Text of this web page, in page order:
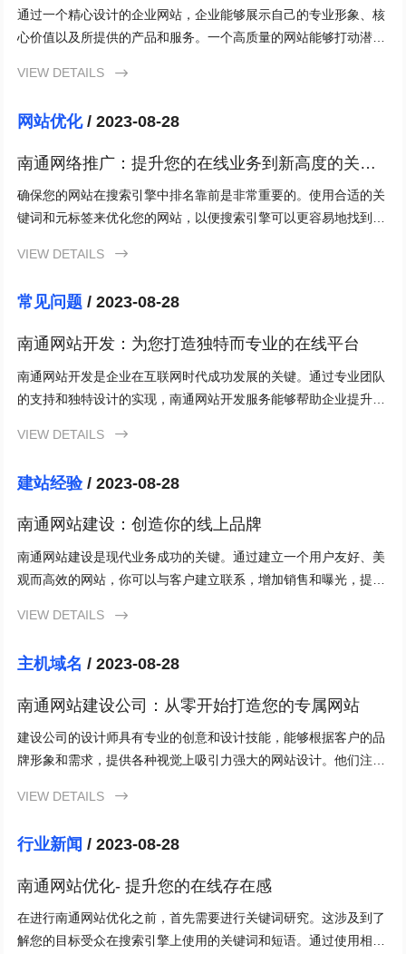
通过一个精心设计的企业网站，企业能够展示自己的专业形象、核
心价值以及所提供的产品和服务。一个高质量的网站能够打动潜在
VIEW DETAILS

网站优化 / 2023-08-28
南通网络推广：提升您的在线业务到新高度的关键
步骤
确保您的网站在搜索引擎中排名靠前是非常重要的。使用合适的关
键词和元标签来优化您的网站，以便搜索引擎可以更容易地找到您
VIEW DETAILS

常见问题 / 2023-08-28
南通网站开发：为您打造独特而专业的在线平台
南通网站开发是企业在互联网时代成功发展的关键。通过专业团队
的支持和独特设计的实现，南通网站开发服务能够帮助企业提升形
和加强品牌形象的效果。选择南通网站开发服务，为您的企业打造
VIEW DETAILS 
建站经验 / 2023-08-28
南通网站建设：创造你的线上品牌
南通网站建设是现代业务成功的关键。通过建立一个用户友好、美
观而高效的网站，你可以与客户建立联系，增加销售和曝光，提升
VIEW DETAILS 
主机域名 / 2023-08-28
南通网站建设公司：从零开始打造您的专属网站
建设公司的设计师具有专业的创意和设计技能，能够根据客户的品
牌形象和需求，提供各种视觉上吸引力强大的网站设计。他们注重
果。
VIEW DETAILS 
行业新闻 / 2023-08-28
南通网站优化- 提升您的在线存在感
在进行南通网站优化之前，首先需要进行关键词研究。这涉及到了
解您的目标受众在搜索引擎上使用的关键词和短语。通过使用相关